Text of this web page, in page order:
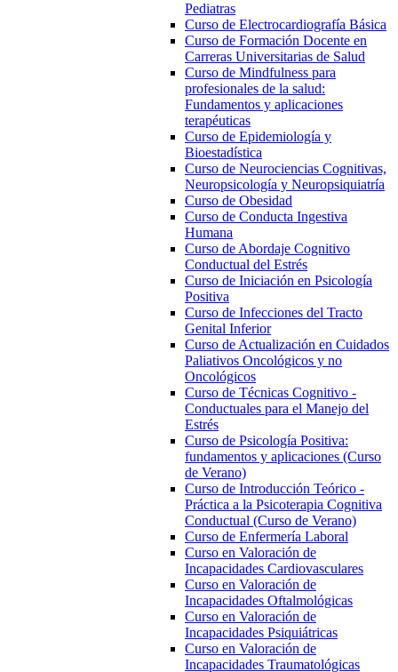
Pediatras
Curso de Electrocardiografía Básica
Curso de Formación Docente en
Carreras Universitarias de Salud
Curso de Mindfulness para
profesionales de la salud:
Fundamentos y aplicaciones
terapéuticas
Curso de Epidemiología y
Bioestadística
Curso de Neurociencias Cognitivas,
Neuropsicología y Neuropsiquiatría
Curso de Obesidad
Curso de Conducta Ingestiva
Humana
Curso de Abordaje Cognitivo
Conductual del Estrés
Curso de Iniciación en Psicología
Positiva
Curso de Infecciones del Tracto
Genital Inferior
Curso de Actualización en Cuidados
Paliativos Oncológicos y no
Oncológicos
Curso de Técnicas Cognitivo -
Conductuales para el Manejo del
Estrés
Curso de Psicología Positiva:
fundamentos y aplicaciones (Curso
de Verano)
Curso de Introducción Teórico -
Práctica a la Psicoterapia Cognitiva
Conductual (Curso de Verano)
Curso de Enfermería Laboral
Curso en Valoración de
Incapacidades Cardiovasculares
Curso en Valoración de
Incapacidades Oftalmológicas
Curso en Valoración de
Incapacidades Psiquiátricas
Curso en Valoración de
Incapacidades Traumatológicas